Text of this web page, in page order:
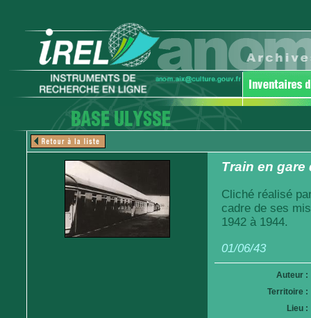
Train en gare
Cliché réalisé
cadre de ses
1942 à 1944.
01/06/43
Auteur :
Territoire :
Lieu :